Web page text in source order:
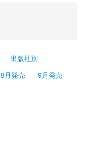
出版社別
8月発売
9月発売